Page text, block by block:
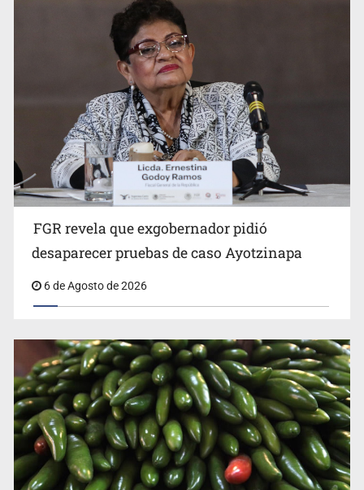
Jalisco mantiene la búsqueda de 21 adolescentes
desaparecidos durante julio
Kershenobich descarta brote de ciclosporiasis en
FGR revela que exgobernador pidió
desaparecer pruebas de caso Ayotzinapa
6 de Agosto de 2026